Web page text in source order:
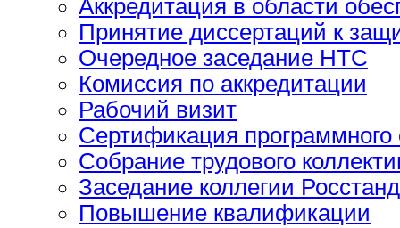
Аккредитация в области
Принятие диссертаций к
Очередное заседание НТС
Комиссия по аккредитации
Рабочий визит
Cертификация программного
Cобрание трудового
Заседание коллегии
Повышение квалификации